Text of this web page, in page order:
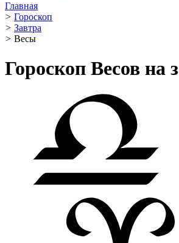
Главная
> Гороскоп
> Завтра
> Весы ️
Гороскоп Весов на